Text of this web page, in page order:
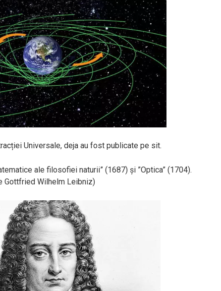
Universale, deja au fost publicate pe sit.
ale filosofiei naturii” (1687) și ”Optica” (1704).
Gottfried Wilhelm Leibniz)